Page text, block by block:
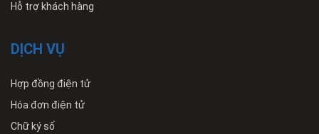
Hỗ trợ khách hàng
DỊCH VỤ
Hợp đồng điện tử
Hóa đơn điện tử
Chữ ký số